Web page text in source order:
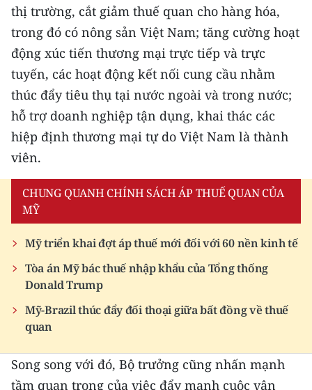
thị trường, cắt giảm thuế quan cho hàng hóa,
trong đó có nông sản Việt Nam; tăng cường hoạt
động xúc tiến thương mại trực tiếp và trực
tuyến, các hoạt động kết nối cung cầu nhằm
thúc đẩy tiêu thụ tại nước ngoài và trong nước;
hỗ trợ doanh nghiệp tận dụng, khai thác các
hiệp định thương mại tự do Việt Nam là thành
viên.
CHUNG QUANH CHÍNH SÁCH ÁP THUẾ QUAN CỦA
MỸ
Mỹ triển khai đợt áp thuế mới đối với 60 nền kinh tế
Tòa án Mỹ bác thuế nhập khẩu của Tổng thống
Donald Trump
Mỹ-Brazil thúc đẩy đối thoại giữa bất đồng về thuế
quan
Song song với đó, Bộ trưởng cũng nhấn mạnh
tầm quan trọng của việc đẩy mạnh cuộc vận